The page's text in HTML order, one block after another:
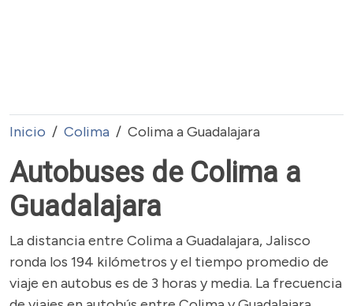
Inicio Colima Colima a Guadalajara
Autobuses de Colima a
Guadalajara
La distancia entre Colima a Guadalajara, Jalisco
ronda los 194 kilómetros y el tiempo promedio de
viaje en autobus es de 3 horas y media. La frecuencia